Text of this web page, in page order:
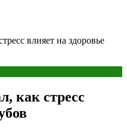
влияет на здоровье
как стресс